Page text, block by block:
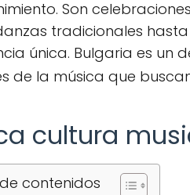
Son
tradicionales
única. Bulgaria es un
de la música que
cultura
contenidos